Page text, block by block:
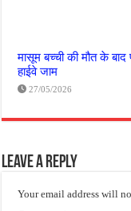
मासूम बच्ची की मौत के
हाईवे जाम
27/05/2026
Leave a Reply
Your email address will